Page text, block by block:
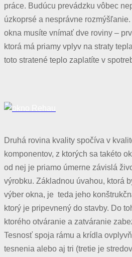
práce. Budúcu prevádzku vôbec
úzkoprsé a nesprávne
okna musíte vnímať dve roviny –
ktorá má priamy vplyv na straty
toto stratené teplo zaplatíte v
Druhá rovina kvality spočíva v
komponentov, z ktorých sa takéto
od nej je priamo úmerne závislá
výrobku. Základnou úvahou, ktorá
výber okna, je teda jeho
ktorý je pripevnený do stavby. Do
ktorého otváranie a zatváranie
Tesnosť spoja rámu a krídla
tesnenia alebo aj tri (tretie je